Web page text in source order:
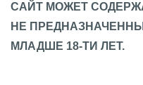
САЙТ МОЖЕТ
НЕ
МЛАДШЕ 18-ТИ ЛЕТ.